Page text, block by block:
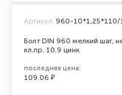
Болт DIN 960 мелкий шаг,
кл.пр. 10.9 цинк
Артикул: 960-10*1,25*110/
последняя цена:
109.06 ₽